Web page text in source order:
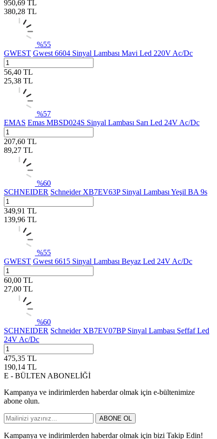
950,69 TL
380,28 TL
%55
GWEST Gwest 6604 Sinyal Lambası Mavi Led 220V Ac/Dc
56,40 TL
25,38 TL
%57
EMAS Emas MBSD024S Sinyal Lambası Sarı Led 24V Ac/Dc
207,60 TL
89,27 TL
%60
SCHNEIDER Schneider XB7EV63P Sinyal Lambası Yeşil BA 9s
349,91 TL
139,96 TL
%55
GWEST Gwest 6615 Sinyal Lambası Beyaz Led 24V Ac/Dc
60,00 TL
27,00 TL
%60
SCHNEIDER Schneider XB7EV07BP Sinyal Lambası Şeffaf Led
24V Ac/Dc
475,35 TL
190,14 TL
E - BÜLTEN ABONELİĞİ
Kampanya ve indirimlerden haberdar olmak için e-bültenimize
abone olun.
ABONE OL
Kampanya ve indirimlerden haberdar olmak için bizi Takip Edin!